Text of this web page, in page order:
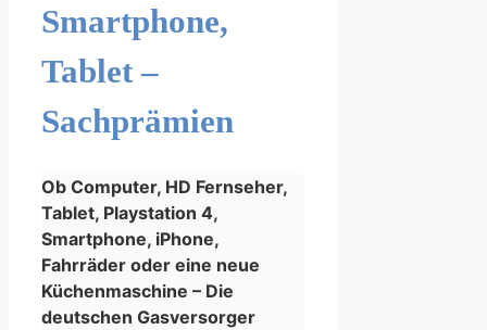
Smartphone,
Tablet –
Sachprämien
Ob Computer, HD Fernseher,
Tablet, Playstation 4,
Smartphone, iPhone,
Fahrräder oder eine neue
Küchenmaschine – Die
deutschen Gasversorger